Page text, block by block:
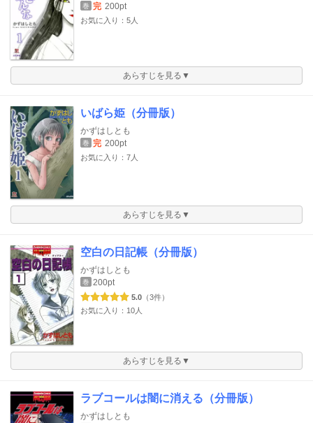
巻 完 200pt
お気に入り：5人
あらすじを見る▼
いばら姫（分冊版）
かずはしとも
巻 完 200pt
お気に入り：7人
あらすじを見る▼
空白の日記帳（分冊版）
かずはしとも
巻 200pt
5.0 （3件）
お気に入り：10人
あらすじを見る▼
ラブコールは闇に消える（分冊版）
かずはしとも